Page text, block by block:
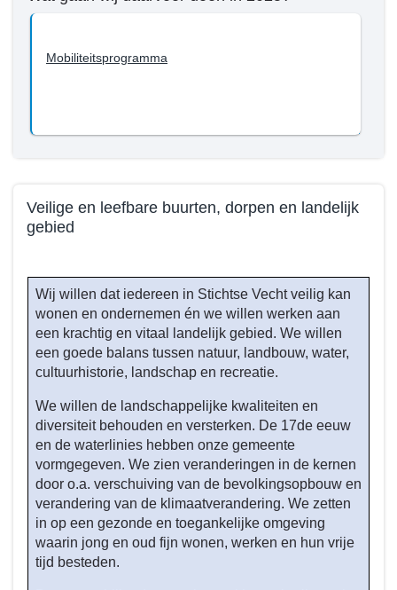
Mobiliteitsprogramma
Veilige en leefbare buurten, dorpen en landelijk
gebied
naar
navigatie
programma
Wat
willen
bereiken
Wij willen dat iedereen in Stichtse Vecht veilig kan
wonen en ondernemen én we willen werken aan
een krachtig en vitaal landelijk gebied. We willen
een goede balans tussen natuur, landbouw, water,
cultuurhistorie, landschap en recreatie.
We willen de landschappelijke kwaliteiten en
diversiteit behouden en versterken. De 17de eeuw
en de waterlinies hebben onze gemeente
vormgegeven. We zien veranderingen in de kernen
door o.a. verschuiving van de bevolkingsopbouw en
verandering van de klimaatverandering. We zetten
in op een gezonde en toegankelijke omgeving
waarin jong en oud fijn wonen, werken en hun vrije
tijd besteden.